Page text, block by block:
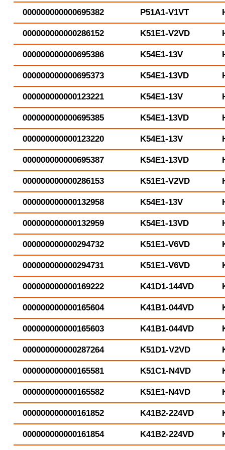
000000000000695382 P51A1-V1VT
000000000000286152 K51E1-V2VD
000000000000695386 K54E1-13V
000000000000695373 K54E1-13VD
000000000000123221 K54E1-13V
000000000000695385 K54E1-13VD
000000000000123220 K54E1-13V
000000000000695387 K54E1-13VD
000000000000286153 K51E1-V2VD
000000000000132958 K54E1-13V
000000000000132959 K54E1-13VD
000000000000294732 K51E1-V6VD
000000000000294731 K51E1-V6VD
000000000000169222 K41D1-144VD
000000000000165604 K41B1-044VD
000000000000165603 K41B1-044VD
000000000000287264 K51D1-V2VD
000000000000165581 K51C1-N4VD
000000000000165582 K51E1-N4VD
000000000000161852 K41B2-224VD
000000000000161854 K41B2-224VD